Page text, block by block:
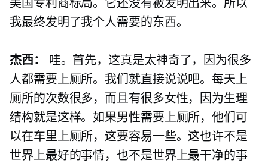
美国专利商标局。它还没有被发明出来。所以
我最终发明了我个人需要的东西。
杰西：
哇。首先，这真是太神奇了，因为很多
人都需要上厕所。我们就直接说说吧。每天上
厕所的次数很多，而且有很多女性，因为生理
结构就是这样。如果男性需要上厕所，他们可
以在车里上厕所，这要容易一些。这也许不是
世界上最好的事情，也不是世界上最干净的事